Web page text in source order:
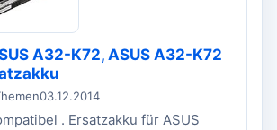
A32-K72, ASUS A32-K72
03.12.2014
. Ersatzakku für ASUS